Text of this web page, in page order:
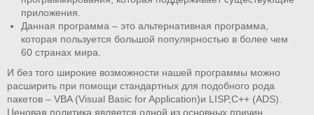
приложения.
Данная программа – это альтернативная программа,
которая пользуется большой популярностью в более чем
60 странах мира.
И без того широкие возможности нашей программы можно
расширить при помощи стандартных для подобного рода
пакетов – VBA (Visual Basic for Application)и LISP,C++ (ADS).
Ценовая политика является одной из основных причин